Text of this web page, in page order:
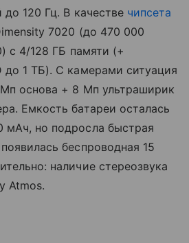
120 Гц. В качестве чипсета
7020 (до 470 000
с 4/128 ГБ памяти (+
до 1 ТБ). С камерами ситуация
основа + 8 Мп ультраширик
Емкость батареи осталась
но подросла быстрая
беспроводная 15
наличие стереозвука
Atmos.